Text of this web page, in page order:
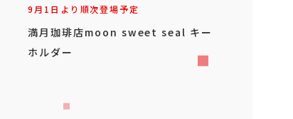
9月1日より順次登場予定
満月珈琲店moon sweet seal キー
ホルダー